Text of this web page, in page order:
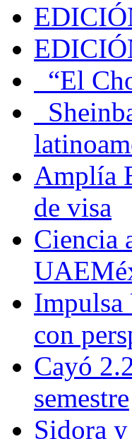
“El
Amplía
de visa
Ciencia
Impulsa
con
Cayó
semestre
Sidora